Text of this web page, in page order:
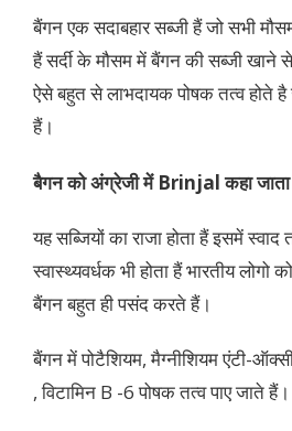
बैंगन एक सदाबहार सब्जी हैं जो सभी
हैं सर्दी के मौसम में बैंगन की सब्जी खाने
ऐसे बहुत से लाभदायक पोषक तत्व होते है
हैं।
बैगन को अंग्रेजी में Brinjal कहा
यह सब्जियों का राजा होता हैं इसमें स्वाद
स्वास्थ्यवर्धक भी होता हैं भारतीय
बैंगन बहुत ही पसंद करते हैं।
बैंगन में पोटैशियम, मैग्नीशियम एंटी-
, विटामिन B -6 पोषक तत्व पाए जाते हैं।